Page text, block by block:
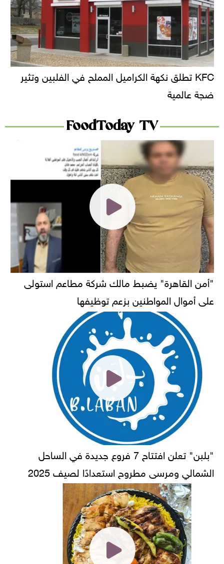
KFC تطلق نكهة الكراميل المملح في الفلبين وتثير
ضجة عالمية
FoodToday TV
"أمن القاهرة" يضبط مالك شركة مطاعم استولى
على أموال المواطنين بزعم توظيفها
"بلبن" تعلن افتتاح 7 فروع جديدة في الساحل
الشمالي ومرسى مطروح استعدادًا لصيف 2025